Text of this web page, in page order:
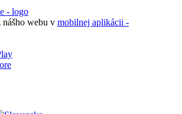
nášho webu v mobilnej aplikácii -